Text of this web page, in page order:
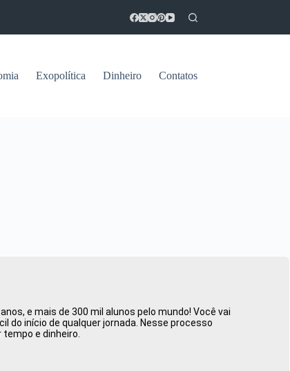
Exopolítica Dinheiro Contatos
e mais de 300 mil alunos pelo mundo! Você vai
do início de qualquer jornada. Nesse processo
e dinheiro.